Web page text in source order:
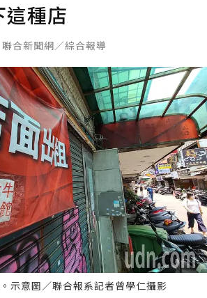
種店
聯合新聞網／綜合報導
示意圖／聯合報系記者曾學仁攝影